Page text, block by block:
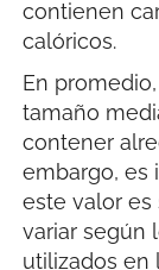
contienen
calóricos.
En
tamaño
contener
embargo, es
este valor
variar según
utilizados en